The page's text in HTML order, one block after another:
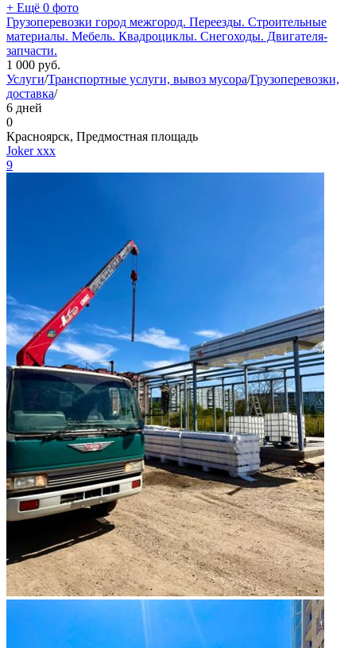
+ Ещё 0 фото
Грузоперевозки город межгород. Переезды. Строительные
материалы. Мебель. Квадроциклы. Снегоходы. Двигателя-
запчасти.
1 000 руб.
Услуги/Транспортные услуги, вывоз мусора/Грузоперевозки,
доставка/
6 дней
0
Красноярск, Предмостная площадь
Joker xxx
9